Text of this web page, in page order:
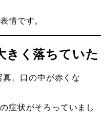
情です。
きく落ちていた
症状がそろっていまし